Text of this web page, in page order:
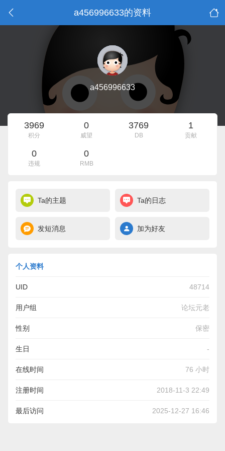
a456996633的资料
a456996633
3969
积分
0
威望
3769
DB
1
贡献
0
违规
0
RMB
Ta的主题 Ta的日志
发短消息 加为好友
个人资料
UID 48714
用户组 论坛元老
性别 保密
生日 -
在线时间 76 小时
注册时间 2018-11-3 22:49
最后访问 2025-12-27 16:46